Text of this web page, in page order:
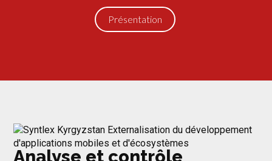
Présentation
Analyse et contrôle